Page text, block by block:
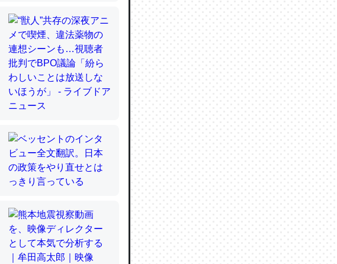
ら両方が拮抗してるので
）はカルシウムを使わずキ
」に関する新仮説
苦労してるんだな…。腹足
」に関する新仮説